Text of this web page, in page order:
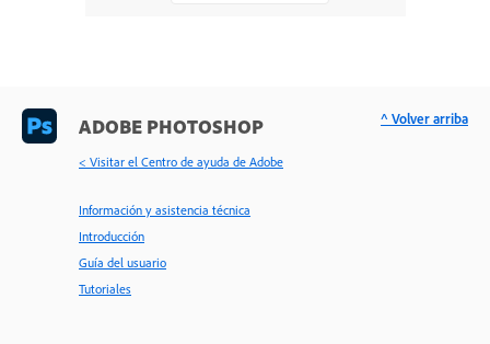
ADOBE PHOTOSHOP
< Visitar el Centro de ayuda de Adobe
Información y asistencia técnica
Introducción
Guía del usuario
Tutoriales
^ Volver arriba